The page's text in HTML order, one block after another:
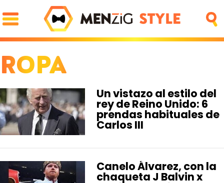
PORTADA
OCIO FAMA
STYLE
ZAPATOS ZAPATILLAS ROPA PIEL
PELO
BARBA
RELOJES GAFAS PERFUMES
SALUD DIETAS
CROSSFIT
ENTRENAMIENTO
LESIONES
ROPA
Un vistazo al estilo del
rey de Reino Unido: 6
prendas habituales de
Carlos III
Canelo Álvarez, con la
chaqueta J Balvin x